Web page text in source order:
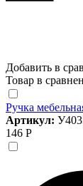
Добавить в
Товар в
Ручка
Артикул:
146 Р